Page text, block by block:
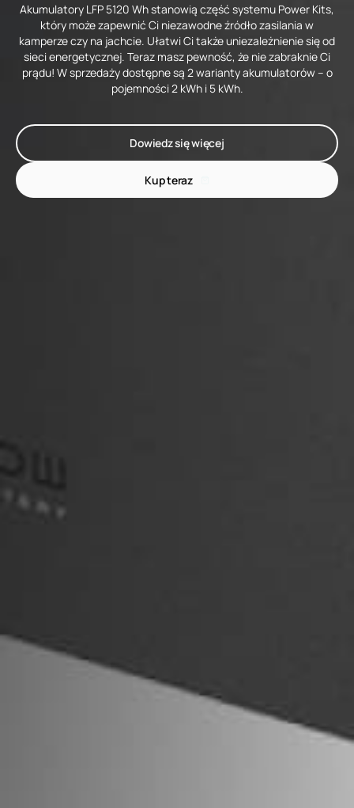
Akumulatory LFP 5120 Wh stanowią część systemu Power Kits,
który może zapewnić Ci niezawodne źródło zasilania w
kamperze czy na jachcie. Ułatwi Ci także uniezależnienie się od
sieci energetycznej. Teraz masz pewność, że nie zabraknie Ci
prądu! W sprzedaży dostępne są 2 warianty akumulatorów – o
pojemności 2 kWh i 5 kWh.
Dowiedz się więcej
Kup teraz